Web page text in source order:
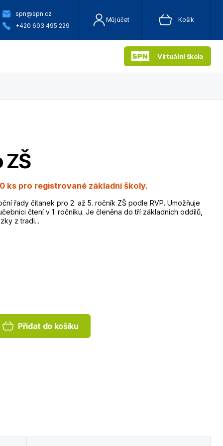
spn@spn.cz
+420 603 495 229
Můj účet Košík
Virtuální škola
ZŠ
ks pro registrované základní školy.
řady čítanek pro 2. až 5. ročník ZŠ podle RVP. Umožňuje
čtení v 1. ročníku. Je členěna do tří základních oddílů,
z tradi...
Přidat do košíku